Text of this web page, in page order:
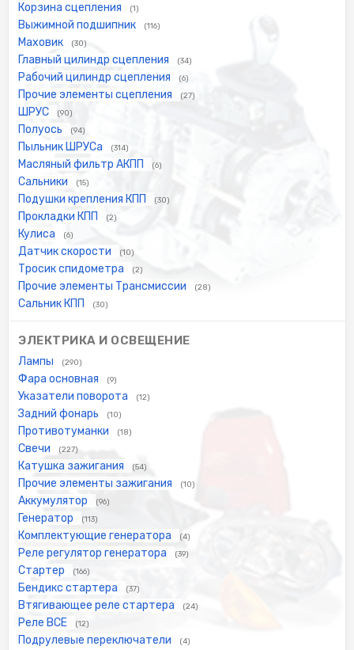
Корзина сцепления (1)
Выжимной подшипник (116)
Маховик (30)
Главный цилиндр сцепления (34)
Рабочий цилиндр сцепления (6)
Прочие элементы сцепления (27)
ШРУС (90)
Полуось (94)
Пыльник ШРУСа (314)
Масляный фильтр АКПП (6)
Сальники (15)
Подушки крепления КПП (30)
Прокладки КПП (2)
Кулиса (6)
Датчик скорости (10)
Тросик спидометра (2)
Прочие элементы Трансмиссии (28)
Сальник КПП (30)
ЭЛЕКТРИКА И ОСВЕЩЕНИЕ
Лампы (290)
Фара основная (9)
Указатели поворота (12)
Задний фонарь (10)
Противотуманки (18)
Свечи (227)
Катушка зажигания (54)
Прочие элементы зажигания (10)
Аккумулятор (96)
Генератор (113)
Комплектующие генератора (4)
Реле регулятор генератора (39)
Стартер (166)
Бендикс стартера (37)
Втягивающее реле стартера (24)
Реле ВСЕ (12)
Подрулевые переключатели (4)